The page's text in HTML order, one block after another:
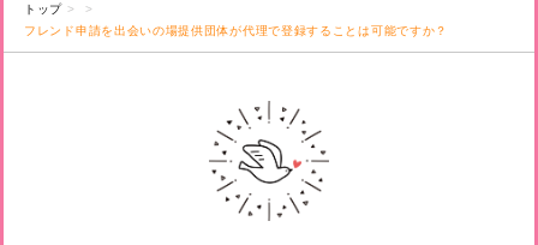
トップ
フレンド申請を出会いの場提供団体が代理で登録することは可能ですか？